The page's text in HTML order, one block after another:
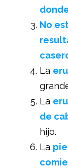
No
La
La
de
hijo.
La